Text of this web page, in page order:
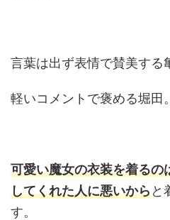
言葉は出ず表情で賛美する
軽いコメントで褒める堀田。
可愛い魔女の衣装を着るの
してくれた人に悪いからと
す。